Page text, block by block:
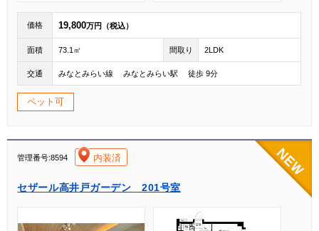
価格 19,800万円（税込）
面積 73.1㎡ 間取り 2LDK
交通 みなとみらい線 みなとみらい駅 徒歩 9分
ペット可
管理番号:8594 内装済
セザール高井戸ガーデン 201号室
[004]